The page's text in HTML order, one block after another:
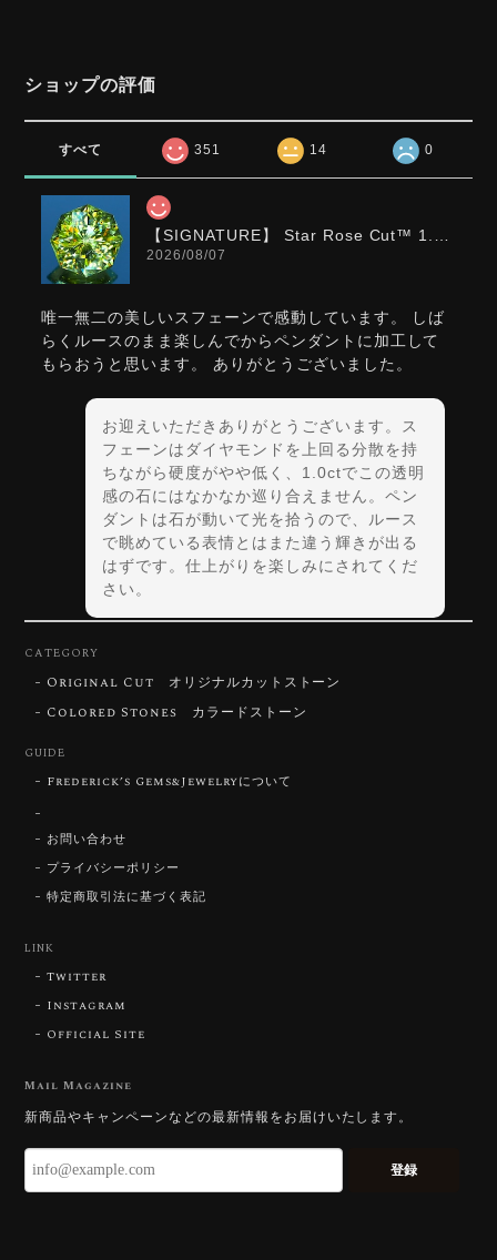
ショップの評価
すべて 351 14 0
2026/08/07
唯一無二の美しいスフェーンで感動しています。 しば
らくルースのまま楽しんでからペンダントに加工して
もらおうと思います。 ありがとうございました。
お迎えいただきありがとうございます。ス
フェーンはダイヤモンドを上回る分散を持
ちながら硬度がやや低く、1.0ctでこの透明
感の石にはなかなか巡り合えません。ペン
ダントは石が動いて光を拾うので、ルース
で眺めている表情とはまた違う輝きが出る
はずです。仕上がりを楽しみにされてくだ
さい。
2026/07/30
いです。 ウルウルとギラギラを一度に見ることができ
る不思議なカットだと感じました。強い煌めきだけで
CATEGORY
Original Cut オリジナルカットストーン
Colored Stones カラードストーン
GUIDE
Frederick’s Gems&Jewelryについて
お問い合わせ
プライバシーポリシー
特定商取引法に基づく表記
LINK
Twitter
Instagram
Official Site
Mail Magazine
新商品やキャンペーンなどの最新情報をお届けいたします。
登録